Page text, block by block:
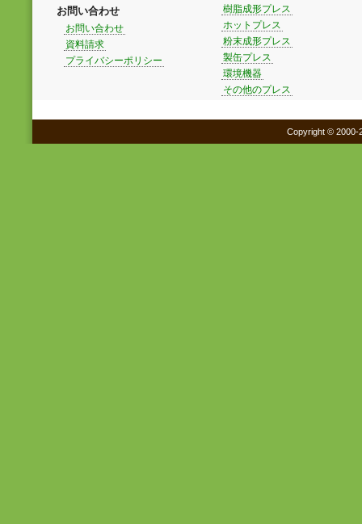
お問い合わせ
お問い合わせ
資料請求
プライバシーポリシー
樹脂成形プレス
ホットプレス
粉末成形プレス
製缶プレス
環境機器
その他のプレス
Copyright © 2000-